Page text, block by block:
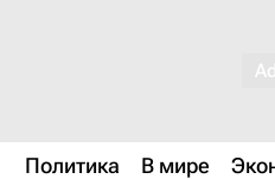
Политика В мире